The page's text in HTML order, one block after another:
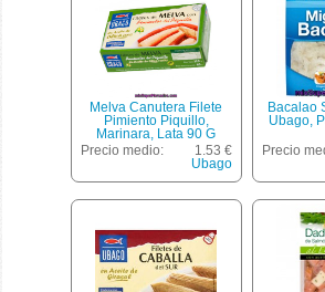
Melva Canutera Filete
Pimiento Piquillo,
Marinara, Lata 90 G
Escurrido 65 G
Precio medio:
1.53 €
Ubago
Bacalao
Ubago,
Precio